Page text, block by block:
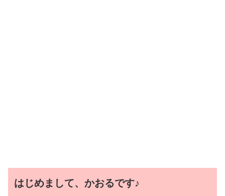
はじめまして、かおるです♪